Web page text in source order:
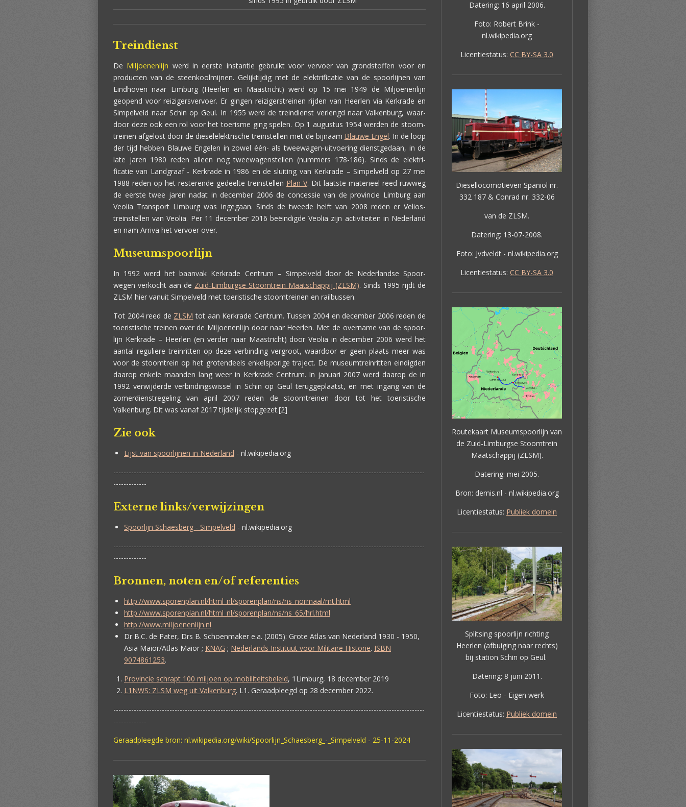
Treindienst
De Miljoenenlijn werd in eerste instantie gebruikt voor vervoer van grondstoffen voor en
producten van de steenkoolmijnen. Gelijktijdig met de elektrificatie van de spoorlijnen van
Eindhoven naar Limburg (Heerlen en Maastricht) werd op 15 mei 1949 de Miljoenenlijn
geopend voor reizigersvervoer. Er gingen reizigerstreinen rijden van Heerlen via Kerkrade en
Simpelveld naar Schin op Geul. In 1955 werd de treindienst verlengd naar Valkenburg, waar-
door deze ook een rol voor het toerisme ging spelen. Op 1 augustus 1954 werden de stoom-
treinen afgelost door de dieselelektrische treinstellen met de bijnaam Blauwe Engel. In de loop
der tijd hebben Blauwe Engelen in zowel één- als tweewagen-uitvoering dienstgedaan, in de
late jaren 1980 reden alleen nog tweewagenstellen (nummers 178-186). Sinds de elektri-
ficatie van Landgraaf - Kerkrade in 1986 en de sluiting van Kerkrade – Simpelveld op 27 mei
1988 reden op het resterende gedeelte treinstellen Plan V. Dit laatste materieel reed ruwweg
de eerste twee jaren nadat in december 2006 de concessie van de provincie Limburg aan
Veolia Transport Limburg was ingegaan. Sinds de tweede helft van 2008 reden er Velios-
treinstellen van Veolia. Per 11 december 2016 beëindigde Veolia zijn activiteiten in Nederland
en nam Arriva het vervoer over.
Museumspoorlijn
In 1992 werd het baanvak Kerkrade Centrum – Simpelveld door de Nederlandse Spoor-
wegen verkocht aan de Zuid-Limburgse Stoomtrein Maatschappij (ZLSM). Sinds 1995 rijdt de
ZLSM hier vanuit Simpelveld met toeristische stoomtreinen en railbussen.
Tot 2004 reed de ZLSM tot aan Kerkrade Centrum. Tussen 2004 en december 2006 reden de
toeristische treinen over de Miljoenenlijn door naar Heerlen. Met de overname van de spoor-
lijn Kerkrade – Heerlen (en verder naar Maastricht) door Veolia in december 2006 werd het
aantal reguliere treinritten op deze verbinding vergroot, waardoor er geen plaats meer was
voor de stoomtrein op het grotendeels enkelsporige traject. De museumtreinritten eindigden
daarop enkele maanden lang weer in Kerkrade Centrum. In januari 2007 werd daarop de in
1992 verwijderde verbindingswissel in Schin op Geul teruggeplaatst, en met ingang van de
zomerdienstregeling van april 2007 reden de stoomtreinen door tot het toeristische
Valkenburg. Dit was vanaf 2017 tijdelijk stopgezet.[2]
Zie ook
Lijst van spoorlijnen in Nederland - nl.wikipedia.org
--------------------------------------------------------------------------------------------------------------------------
-------------
Externe links/verwijzingen
Spoorlijn Schaesberg - Simpelveld - nl.wikipedia.org
--------------------------------------------------------------------------------------------------------------------------
-------------
Bronnen, noten en/of referenties
http://www.sporenplan.nl/html_nl/sporenplan/ns/ns_normaal/mt.html
http://www.sporenplan.nl/html_nl/sporenplan/ns/ns_65/hrl.html
http://www.miljoenenlijn.nl
Dr B.C. de Pater, Drs B. Schoenmaker e.a. (2005): Grote Atlas van Nederland 1930 - 1950,
Asia Maior/Atlas Maior ; KNAG ; Nederlands Instituut voor Militaire Historie. ISBN
9074861253.
Provincie schrapt 100 miljoen op mobiliteitsbeleid, 1Limburg, 18 december 2019
L1NWS: ZLSM weg uit Valkenburg. L1. Geraadpleegd op 28 december 2022.
--------------------------------------------------------------------------------------------------------------------------
-------------
Geraadpleegde bron: nl.wikipedia.org/wiki/Spoorlijn_Schaesberg_-_Simpelveld - 25-11-2024
Datering: 16 april 2006.
Foto: Robert Brink -
nl.wikipedia.org
Licentiestatus: CC BY-SA 3.0
Diesellocomotieven Spaniol nr.
332 187 & Conrad nr. 332-06
van de ZLSM.
Datering: 13-07-2008.
Foto: Jvdveldt - nl.wikipedia.org
Licentiestatus: CC BY-SA 3.0
Routekaart Museumspoorlijn van
de Zuid-Limburgse Stoomtrein
Maatschappij (ZLSM).
Datering: mei 2005.
Bron: demis.nl - nl.wikipedia.org
Licentiestatus: Publiek domein
Splitsing spoorlijn richting
Heerlen (afbuiging naar rechts)
bij station Schin op Geul.
Datering: 8 juni 2011.
Foto: Leo - Eigen werk
Licentiestatus: Publiek domein